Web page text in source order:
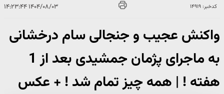
کدخبر: ۱۴۹۱۹ ۱۴۰۴/۰۸/۰۳ ۱۴:۲۳:۴۴
واکنش عجیب و جنجالی سام درخشانی
به ماجرای پژمان جمشیدی بعد از 1
هفته ! | همه چیز تمام شد ! + عکس